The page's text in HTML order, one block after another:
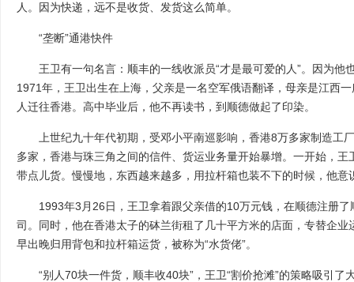
人。因为快递，远不是收货、发货这么简单。
“垄断”通港快件
王卫有一句名言：顺丰的一线收派员“才是最可爱的人”。因为他
1971年，王卫出生在上海，父亲是一名空军俄语翻译，母亲是江西
人迁往香港。高中毕业后，他不再读书，到顺德做起了印染。
上世纪九十年代初期，受邓小平南巡影响，香港8万多家制造工
多家，香港与珠三角之间的信件、货运业务量开始暴增。一开始，
带点儿货。慢慢地，东西越来越多，用拉杆箱也装不下的时候，他意
1993年3月26日，王卫拿着跟父亲借的10万元钱，在顺德注册了
司。同时，他在香港太子的砵兰街租了几十平方米的店面，专替企
早出晚归用背包和拉杆箱运货，被称为“水货佬”。
“别人70块一件货，顺丰收40块”，王卫“割价抢滩”的策略吸引了